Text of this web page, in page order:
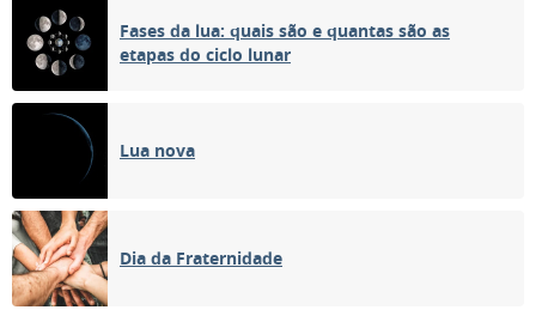
Fases da lua: quais são e quantas são as
etapas do ciclo lunar
Lua nova
Dia da Fraternidade